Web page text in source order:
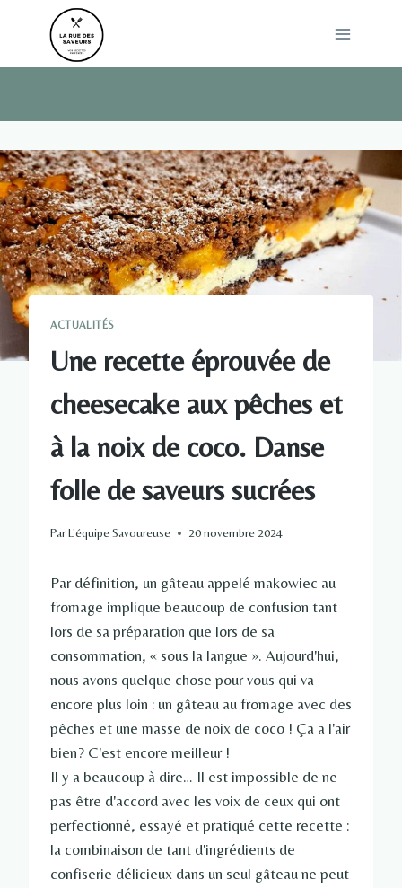
ACTUALITÉS
Une recette éprouvée de
cheesecake aux pêches et
à la noix de coco. Danse
folle de saveurs sucrées
ParL'équipe Savoureuse 20 novembre 2024
Par définition, un gâteau appelé makowiec au
fromage implique beaucoup de confusion tant
lors de sa préparation que lors de sa
consommation, « sous la langue ». Aujourd'hui,
nous avons quelque chose pour vous qui va
encore plus loin : un gâteau au fromage avec des
pêches et une masse de noix de coco ! Ça a l'air
bien? C'est encore meilleur !
Il y a beaucoup à dire… Il est impossible de ne
pas être d'accord avec les voix de ceux qui ont
perfectionné, essayé et pratiqué cette recette :
la combinaison de tant d'ingrédients de
confiserie délicieux dans un seul gâteau ne peut